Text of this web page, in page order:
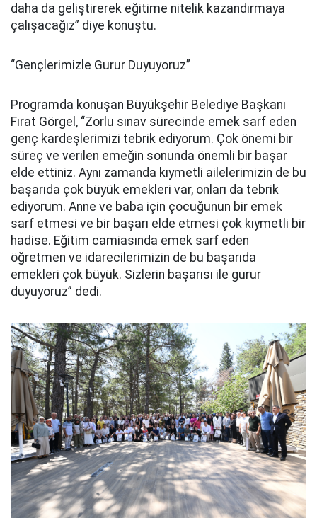
daha da geliştirerek eğitime nitelik kazandırmaya
çalışacağız” diye konuştu.
“Gençlerimizle Gurur Duyuyoruz”
Programda konuşan Büyükşehir Belediye Başkanı
Fırat Görgel, “Zorlu sınav sürecinde emek sarf eden
genç kardeşlerimizi tebrik ediyorum. Çok önemi bir
süreç ve verilen emeğin sonunda önemli bir başar
elde ettiniz. Aynı zamanda kıymetli ailelerimizin de bu
başarıda çok büyük emekleri var, onları da tebrik
ediyorum. Anne ve baba için çocuğunun bir emek
sarf etmesi ve bir başarı elde etmesi çok kıymetli bir
hadise. Eğitim camiasında emek sarf eden
öğretmen ve idarecilerimizin de bu başarıda
emekleri çok büyük. Sizlerin başarısı ile gurur
duyuyoruz” dedi.